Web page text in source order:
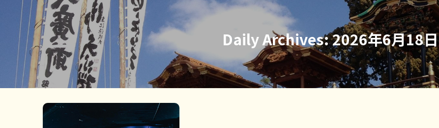
Daily Archives:2026年6月18日